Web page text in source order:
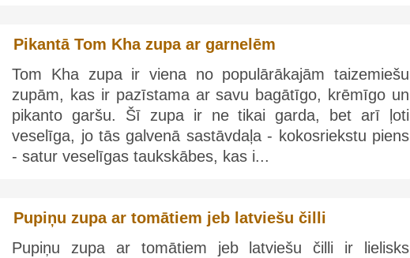
Pikantā Tom Kha zupa ar garnelēm
Tom Kha zupa ir viena no populārākajām taizemiešu
zupām, kas ir pazīstama ar savu bagātīgo, krēmīgo un
pikanto garšu. Šī zupa ir ne tikai garda, bet arī ļoti
veselīga, jo tās galvenā sastāvdaļa - kokosriekstu piens
- satur veselīgas taukskābes, kas i...
Pupiņu zupa ar tomātiem jeb latviešu čilli
Pupiņu zupa ar tomātiem jeb latviešu čilli ir lielisks